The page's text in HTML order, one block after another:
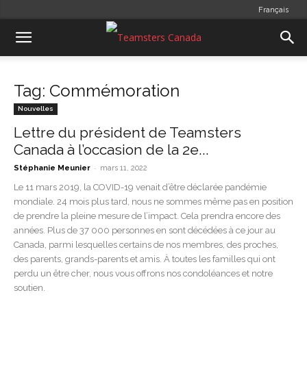
Français
Tag: Commémoration
Nouvelles
Lettre du président de Teamsters
Canada à l’occasion de la 2e...
Stéphanie Meunier - mars 11, 2022
Le 11 mars 2019, la COVID-19 venait d’être déclarée pandémie
mondiale. 24 mois plus tard, nous ne sommes même pas en position
de prendre la pleine mesure de l’impact. Cela prendra encore des
années. Plus de 37 000 personnes en sont décédées à ce jour au
Canada, parmi lesquelles certains de nos membres, des proches,
des parents, grands-parents et amis. À toutes les familles qui ont
perdu un être cher, nous vous offrons nos condoléances et notre
soutien.